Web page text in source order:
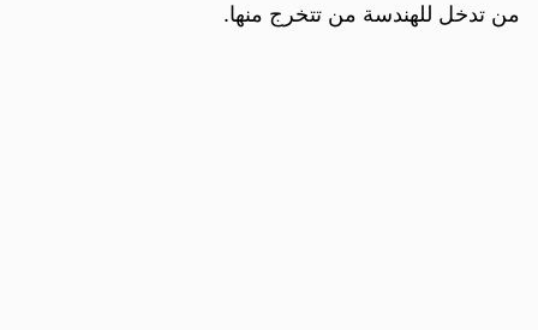
من تدخل للهندسة من تتخرج منها.